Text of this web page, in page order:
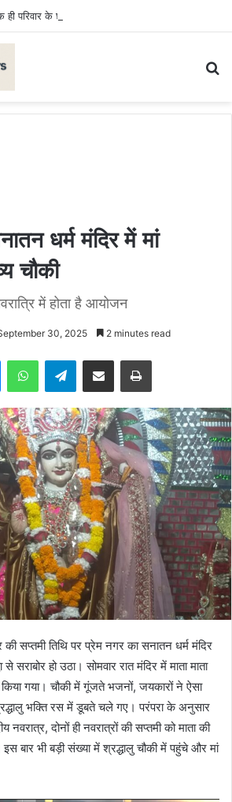
ही परिवार के छह की मौत, एक किशोर घायल
धर्म मंदिर में मां
चौकी
में होता है आयोजन
30, 2025 2 minutes read
MessengerWhatsAppTelegramShare via Email Print
की सप्तमी तिथि पर प्रेम नगर का सनातन धर्म मंदिर
से सराबोर हो उठा। सोमवार रात मंदिर में माता माता
गया। चौकी में गूंजते भजनों, जयकारों ने ऐसा
भक्ति रस में डूबते चले गए। परंपरा के अनुसार
नवरात्र, दोनों ही नवरात्रों की सप्तमी को माता की
बार भी बड़ी संख्या में श्रद्धालु चौकी में पहुंचे और मां